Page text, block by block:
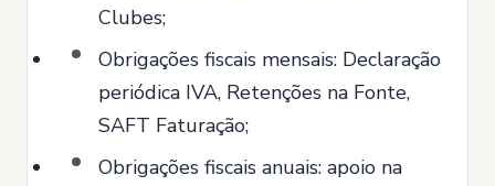
Clubes;
Obrigações fiscais mensais: Declaração
periódica IVA, Retenções na Fonte,
SAFT Faturação;
Obrigações fiscais anuais: apoio na